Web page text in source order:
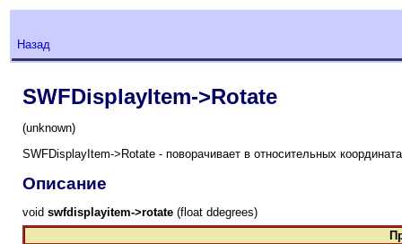
Назад
SWFDisplayItem->Rotate
(unknown)
SWFDisplayItem->Rotate - поворачивает в относительных
Описание
void swfdisplayitem->rotate (float ddegrees)